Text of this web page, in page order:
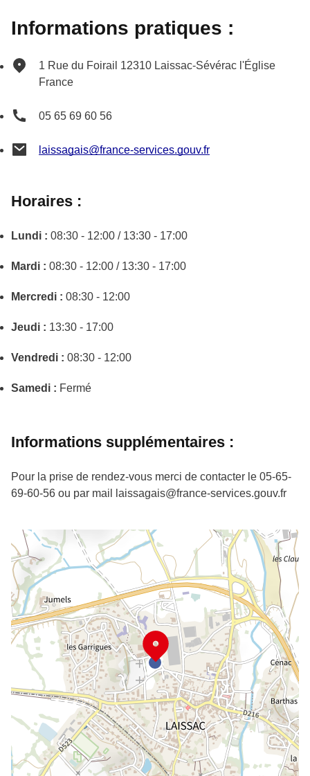
Informations pratiques :
1 Rue du Foirail 12310 Laissac-Sévérac l'Église
France
05 65 69 60 56
laissagais@france-services.gouv.fr
Horaires :
Lundi : 08:30 - 12:00 / 13:30 - 17:00
Mardi : 08:30 - 12:00 / 13:30 - 17:00
Mercredi : 08:30 - 12:00
Jeudi : 13:30 - 17:00
Vendredi : 08:30 - 12:00
Samedi : Fermé
Informations supplémentaires :
Pour la prise de rendez-vous merci de contacter le 05-65-
69-60-56 ou par mail laissagais@france-services.gouv.fr